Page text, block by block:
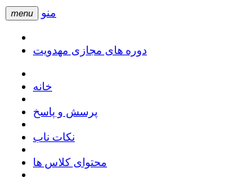
menu منو
دوره های مجازی مهدویت
خانه
پرسش و پاسخ
نکات ناب
محتوای کلاس ها